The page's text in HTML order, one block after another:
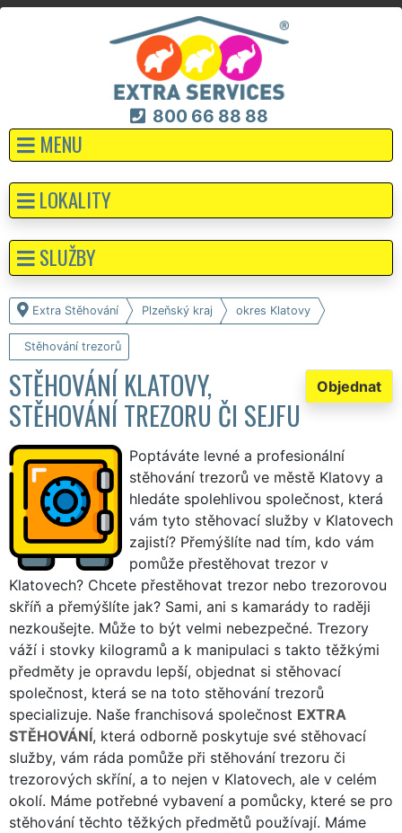
800 66 88 88
MENU
Extra Stěhování Plzeňský kraj okres Klatovy
Stěhování trezorů
Objednat
STĚHOVÁNÍ KLATOVY,
STĚHOVÁNÍ TREZORU ČI SEJFU
Poptáváte levné a profesionální
stěhování trezorů ve městě Klatovy a
hledáte spolehlivou společnost, která
vám tyto stěhovací služby v Klatovech
zajistí? Přemýšlíte nad tím, kdo vám
pomůže přestěhovat trezor v
Klatovech? Chcete přestěhovat trezor nebo trezorovou
skříň a přemýšlíte jak? Sami, ani s kamarády to raději
nezkoušejte. Může to být velmi nebezpečné. Trezory
váží i stovky kilogramů a k manipulaci s takto těžkými
předměty je opravdu lepší, objednat si stěhovací
společnost, která se na toto stěhování trezorů
specializuje. Naše franchisová společnost EXTRA
STĚHOVÁNÍ, která odborně poskytuje své stěhovací
služby, vám ráda pomůže při stěhování trezoru či
trezorových skříní, a to nejen v Klatovech, ale v celém
okolí. Máme potřebné vybavení a pomůcky, které se pro
stěhování těchto těžkých předmětů používají. Máme
LOKALITY
SLUŽBY